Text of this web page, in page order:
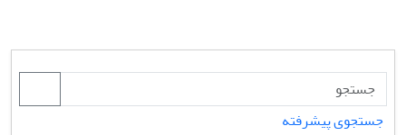
جستجوی پیشرفته